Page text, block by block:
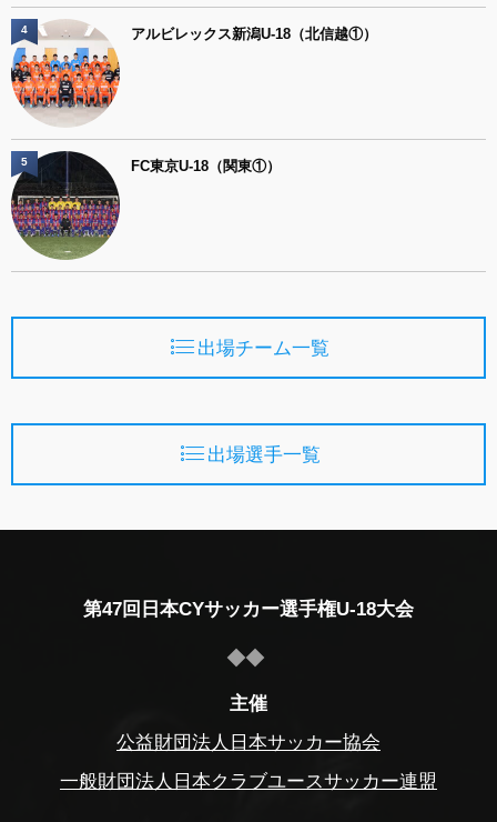
アルビレックス新潟U-18（北信越①）
4
FC東京U-18（関東①）
5
出場チーム一覧
出場選手一覧
第47回日本CYサッカー選手権U-18大会
主催
公益財団法人日本サッカー協会
一般財団法人日本クラブユースサッカー連盟